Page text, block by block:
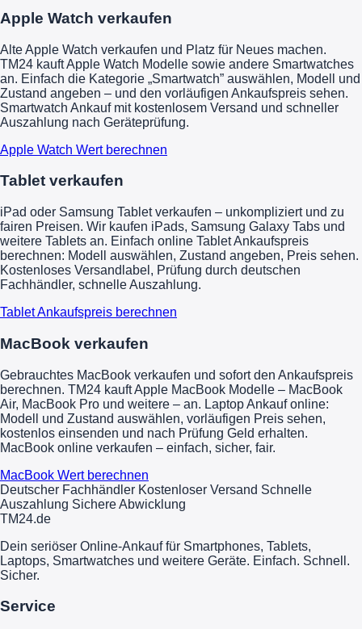
Apple Watch verkaufen
Alte Apple Watch verkaufen und Platz für Neues machen.
TM24 kauft Apple Watch Modelle sowie andere Smartwatches
an. Einfach die Kategorie „Smartwatch” auswählen, Modell und
Zustand angeben – und den vorläufigen Ankaufspreis sehen.
Smartwatch Ankauf mit kostenlosem Versand und schneller
Auszahlung nach Geräteprüfung.
Apple Watch Wert berechnen
Tablet verkaufen
iPad oder Samsung Tablet verkaufen – unkompliziert und zu
fairen Preisen. Wir kaufen iPads, Samsung Galaxy Tabs und
weitere Tablets an. Einfach online Tablet Ankaufspreis
berechnen: Modell auswählen, Zustand angeben, Preis sehen.
Kostenloses Versandlabel, Prüfung durch deutschen
Fachhändler, schnelle Auszahlung.
Tablet Ankaufspreis berechnen
MacBook verkaufen
Gebrauchtes MacBook verkaufen und sofort den Ankaufspreis
berechnen. TM24 kauft Apple MacBook Modelle – MacBook
Air, MacBook Pro und weitere – an. Laptop Ankauf online:
Modell und Zustand auswählen, vorläufigen Preis sehen,
kostenlos einsenden und nach Prüfung Geld erhalten.
MacBook online verkaufen – einfach, sicher, fair.
MacBook Wert berechnen
Deutscher Fachhändler Kostenloser Versand Schnelle
Auszahlung Sichere Abwicklung
TM24.de
Dein seriöser Online-Ankauf für Smartphones, Tablets,
Laptops, Smartwatches und weitere Geräte. Einfach. Schnell.
Sicher.
Service